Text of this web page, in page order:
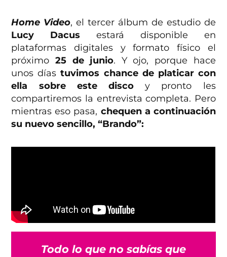
Home Video, el tercer álbum de estudio de
Lucy Dacus estará disponible en
plataformas digitales y formato físico el
próximo25 de junio. Y ojo, porque hace
unos días tuvimos chance de platicar con
ella sobre este disco y pronto les
compartiremos la entrevista completa. Pero
mientras eso pasa, chequen a continuación
su nuevo sencillo, “Brando”:
Todo lo que no sabías que